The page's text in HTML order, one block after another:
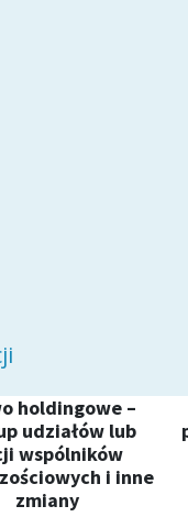
holdingowe –
udziałów lub
wspólników
i inne
zmiany